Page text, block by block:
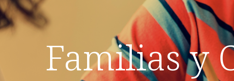
Familias y